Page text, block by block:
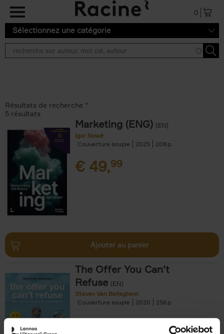
Aller au contenu principal
0
Sélectionnez une catégorie
Résultats de recherche ''
5 résultats
Marketing (ENG) (EN)
Igor Nowé
Couverture souple
2025 208
€ 49,99
Ajouter au panier
The Offer You Can't
Refuse (EN)
Steven Van Belleghem
Couverture souple
2020 256
€37,50